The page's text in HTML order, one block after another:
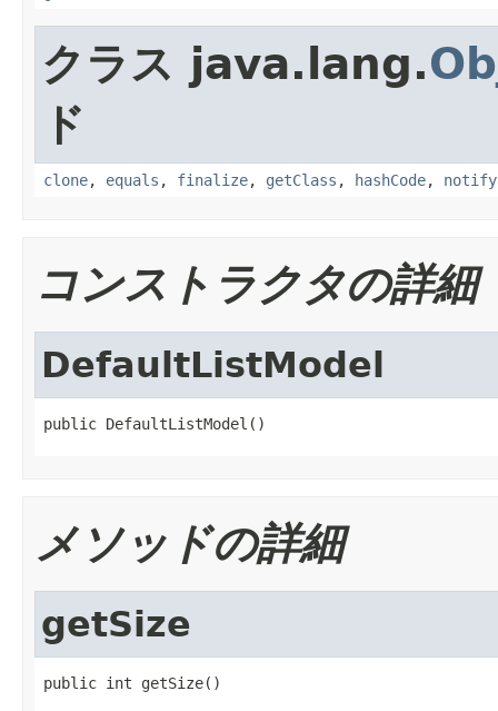
クラス java.lang.
ド
clone, equals , finalize, getClass , hashCode, notify
コンストラクタの詳細
DefaultListModel
public DefaultListModel()
メソッドの詳細
getSize
public int getSize()